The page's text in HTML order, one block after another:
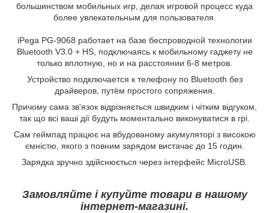
большинством мобильных игр, делая игровой процесс куда
более увлекательным для пользователя.
iPega PG-9068 работает на базе беспроводной технологии
Bluetooth V3.0 + HS, подключаясь к мобильному гаджету не
только вплотную, но и на расстоянии 6-8 метров.
Устройство подключается к телефону по Bluetooth без
драйверов, путём простого сопряжения.
Причому сама зв'язок відрізняється швидким і чітким відгуком,
так що всі ваші дії будуть моментально виконуватися в грі.
Сам геймпад працює на вбудованому акумуляторі з високою
ємністю, якого з повним зарядом вистачає до 15 годин.
Зарядка зручно здійснюється через інтерфейс MicroUSB.
Замовляйте і купуйте товари в нашому
інтернет-магазині.